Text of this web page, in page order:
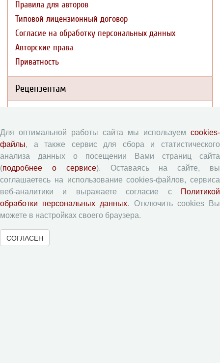
Правила для авторов
Типовой лицензионный договор
Согласие на обработку персональных данных
Авторские права
Приватность
Рецензентам
Форма рецензии
Журналы ВолНЦ РАН
Экономические и социальные перемены
Проблемы развития территории
Вопросы территориального развития
Социальное пространство
Юный экономист
Для оптимальной работы сайта мы используем cookies-
файлы, а также сервис для сбора и статистического
анализа данных о посещении Вами страниц сайта
(подробнее о сервисе). Оставаясь на сайте, вы
соглашаетесь на использование cookies-файлов, сервиса
веб-аналитики и выражаете согласие с
Политикой
обработки персональных данных. Отключить cookies Вы
можете в настройках своего браузера.
СОГЛАСЕН